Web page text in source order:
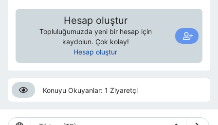
Hesap oluştur
Topluluğumuzda yeni bir hesap için
kaydolun. Çok kolay!
Hesap oluştur
Konuyu Okuyanlar: 1 Ziyaretçi